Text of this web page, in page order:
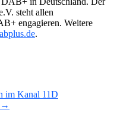
steht allen
engagieren. Weitere
.
im Kanal 11D
→